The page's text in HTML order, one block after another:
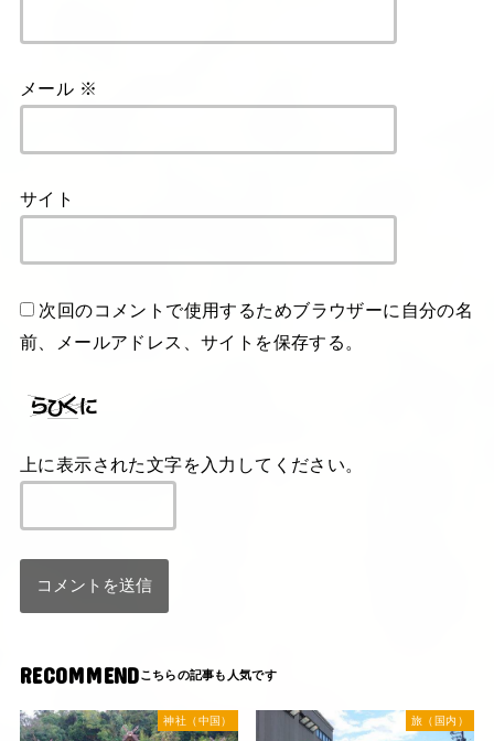
メール ※
サイト
次回のコメントで使用するためブラウザーに自分の名
前、メールアドレス、サイトを保存する。
上に表示された文字を入力してください。
RECOMMEND
神社（中国） 旅（国内）